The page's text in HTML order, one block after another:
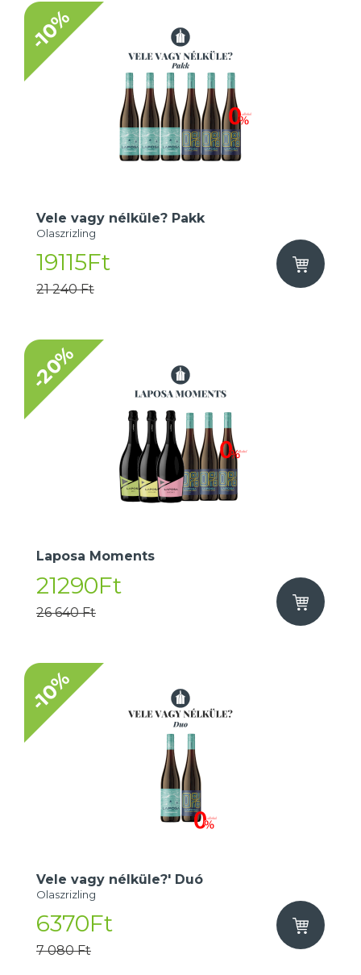
-10%
Vele vagy nélküle? Pakk
Olaszrizling
19115Ft
21 240 Ft
-20%
Laposa Moments
21290Ft
26 640 Ft
-10%
Vele vagy nélküle?' Duó
Olaszrizling
6370Ft
7 080 Ft